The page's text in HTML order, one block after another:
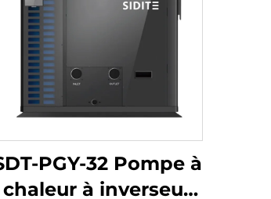
PGY-32 Pompe à
chaleur à inverseur